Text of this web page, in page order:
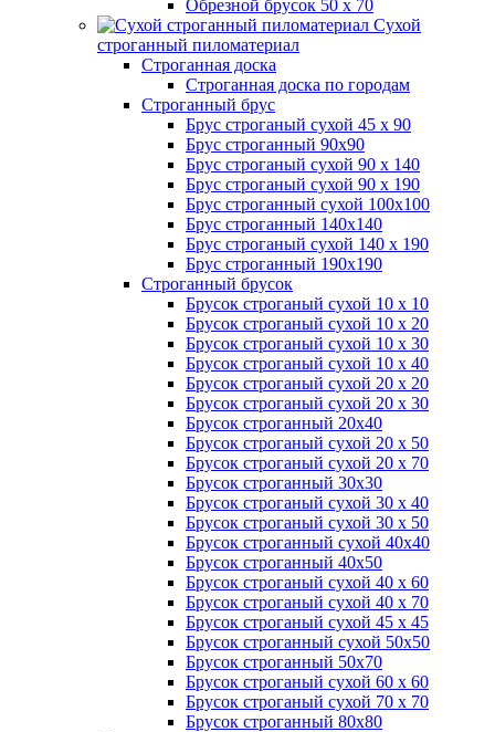
Обрезной брусок 50 х 70
Сухой
строганный пиломатериал
Строганная доска
Строганная доска по городам
Строганный брус
Брус строганый сухой 45 х 90
Брус строганный 90х90
Брус строганый сухой 90 х 140
Брус строганый сухой 90 х 190
Брус строганный сухой 100х100
Брус строганный 140х140
Брус строганый сухой 140 х 190
Брус строганный 190х190
Строганный брусок
Брусок строганый сухой 10 х 10
Брусок строганый сухой 10 х 20
Брусок строганый сухой 10 х 30
Брусок строганый сухой 10 х 40
Брусок строганый сухой 20 х 20
Брусок строганый сухой 20 х 30
Брусок строганный 20х40
Брусок строганый сухой 20 х 50
Брусок строганый сухой 20 х 70
Брусок строганный 30х30
Брусок строганый сухой 30 х 40
Брусок строганый сухой 30 х 50
Брусок строганный сухой 40х40
Брусок строганный 40х50
Брусок строганый сухой 40 х 60
Брусок строганый сухой 40 х 70
Брусок строганый сухой 45 х 45
Брусок строганный сухой 50х50
Брусок строганный 50х70
Брусок строганый сухой 60 х 60
Брусок строганый сухой 70 х 70
Брусок строганный 80х80